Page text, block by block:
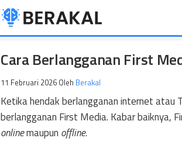
Cara Berlangganan First
11 Februari 2026 Oleh Berakal
Ketika hendak berlangganan internet atau
berlangganan First Media. Kabar baiknya,
onlinemaupun offline.